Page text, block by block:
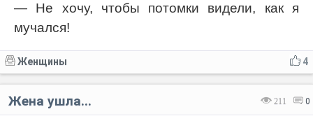
— Не хочу, чтобы потомки видели, как я
мучался!
4
Женщины
211 0
Жена ушла...